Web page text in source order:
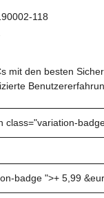
118
mit den besten